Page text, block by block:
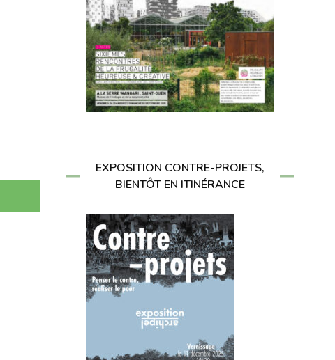
EXPOSITION CONTRE-PROJETS,
BIENTÔT EN ITINÉRANCE